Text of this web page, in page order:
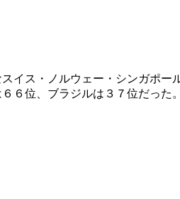
イス・ノルウェー・シンガポ
６位、ブラジルは３７位だった